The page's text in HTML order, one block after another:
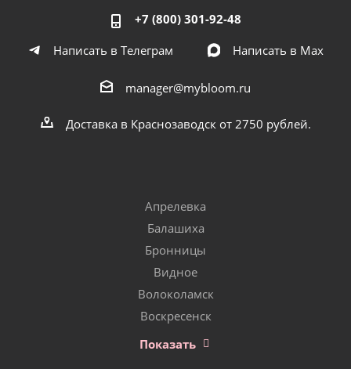
+7 (800) 301-92-48
Написать в Телеграм
Написать в Мах
manager@mybloom.ru
Доставка в Краснозаводск от 2750 рублей.
Апрелевка
Балашиха
Бронницы
Видное
Волоколамск
Воскресенск
Показать